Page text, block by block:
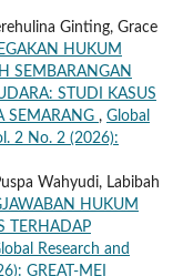
Ginting, Grace
HUKUM
SEMBARANGAN
STUDI KASUS
SEMARANG , Global
2 No. 2 (2026):
Wahyudi, Labibah
HUKUM
TERHADAP
Research and
GREAT-MEI